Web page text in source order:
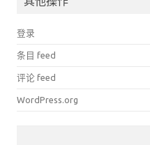
登录
条目 feed
评论 feed
WordPress.org